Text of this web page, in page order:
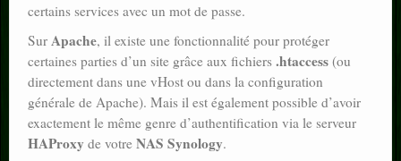
certains services avec un mot de passe.
Sur Apache, il existe une fonctionnalité pour protéger
certaines parties d’un site grâce aux fichiers .htaccess (ou
directement dans une vHost ou dans la configuration
générale de Apache). Mais il est également possible d’avoir
exactement le même genre d’authentification via le serveur
HAProxy de votre NAS Synology.